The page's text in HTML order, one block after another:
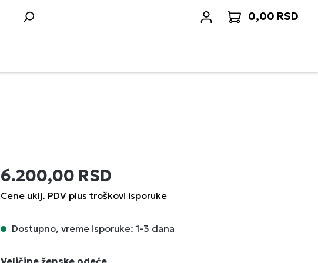
0,00 RSD
6.200,00 RSD
Cene uklj. PDV plus troškovi isporuke
Dostupno, vreme isporuke: 1-3 dana
Izaberi